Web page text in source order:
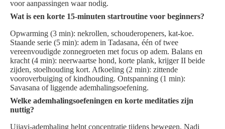
voor aanpassingen waar nodig.
Wat is een korte 15-minuten startroutine voor beginners?
Opwarming (3 min): nekrollen, schouderopeners, kat-koe.
Staande serie (5 min): adem in Tadasana, één of twee
vereenvoudigde zonnegroeten met focus op adem. Balans en
kracht (4 min): neerwaartse hond, korte plank, krijger II beide
zijden, stoelhouding kort. Afkoeling (2 min): zittende
vooroverbuiging of kindhouding. Ontspanning (1 min):
Savasana of liggende ademhalingsoefening.
Welke ademhalingsoefeningen en korte meditaties zijn
nuttig?
Ujjayi-ademhaling helpt concentratie tijdens bewegen. Nadi